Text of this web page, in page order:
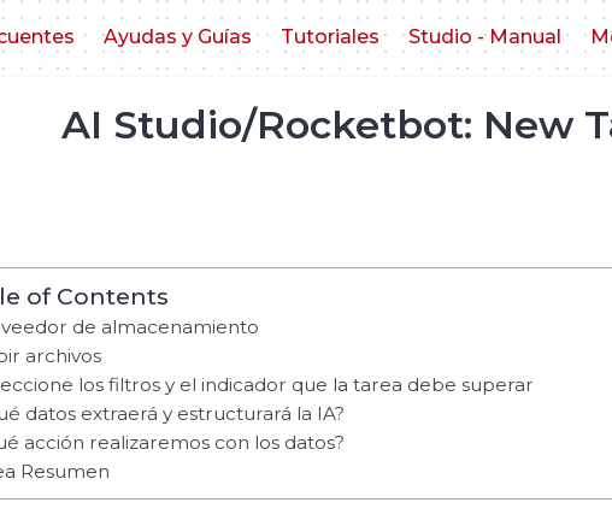
Ayudas y Guías Tutoriales Studio - Manual
AI Studio/Rocketbot: New
of Contents
de almacenamiento
archivos
los filtros y el indicador que la tarea debe superar
datos extraerá y estructurará la IA?
acción realizaremos con los datos?
Resumen